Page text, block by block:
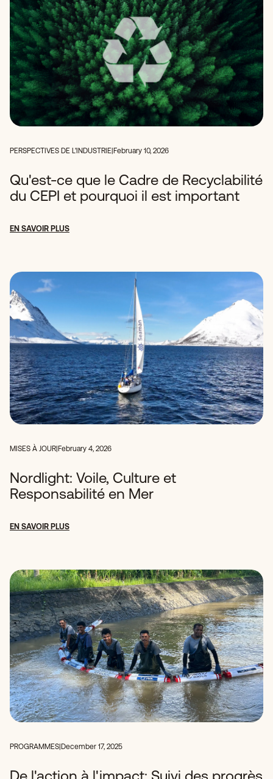
PERSPECTIVES DE L'INDUSTRIE February 10, 2026
Qu'est-ce que le Cadre de Recyclabilité
du CEPI et pourquoi il est important
EN SAVOIR PLUS
MISES À JOUR February 4, 2026
Nordlight: Voile, Culture et
Responsabilité en Mer
EN SAVOIR PLUS
PROGRAMMES December 17, 2025